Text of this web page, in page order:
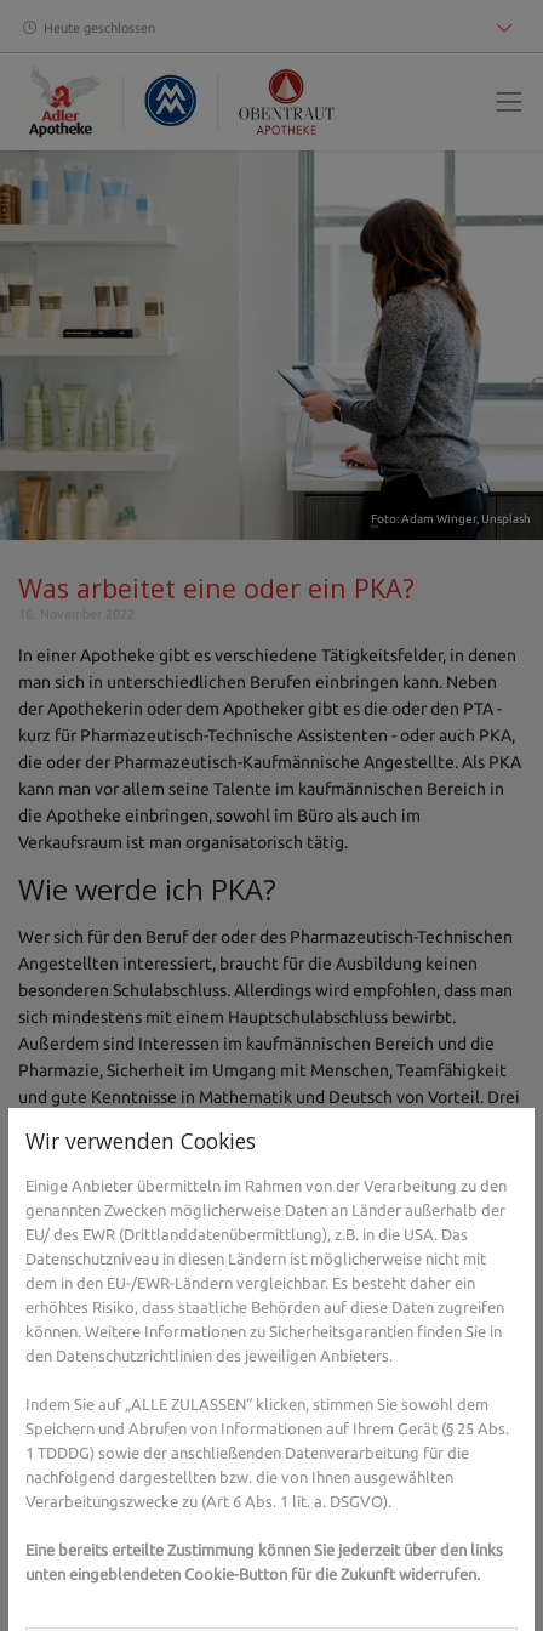
Heute geschlossen
Foto:Adam Winger, Unsplash
Was arbeitet eine oder ein PKA?
In einer Apotheke gibt es verschiedene Tätigkeitsfelder, in denen
man sich in unterschiedlichen Berufen einbringen kann. Neben
der Apothekerin oder dem Apotheker gibt es die oder den PTA -
kurz für Pharmazeutisch-Technische Assistenten - oder auch PKA,
die oder der Pharmazeutisch-Kaufmännische Angestellte. Als PKA
kann man vor allem seine Talente im kaufmännischen Bereich in
die Apotheke einbringen, sowohl im Büro als auch im
Verkaufsraum ist man organisatorisch tätig.
Wie werde ich PKA?
Wer sich für den Beruf der oder des Pharmazeutisch-Technischen
Angestellten interessiert, braucht für die Ausbildung keinen
besonderen Schulabschluss. Allerdings wird empfohlen, dass man
sich mindestens mit einem Hauptschulabschluss bewirbt.
Außerdem sind Interessen im kaufmännischen Bereich und die
Pharmazie, Sicherheit im Umgang mit Menschen, Teamfähigkeit
und gute Kenntnisse in Mathematik und Deutsch von Vorteil. Drei
zum Teil in der Berufsschule statt. Bei der
Landesapothekerkammer findet die Abschlussprüfung statt, bevor
die PKA ins Berufsleben starten können.
Das sind die Aufgaben von PKA in der
Apotheke
Die oder der PKA hat vor allem das Warenlager im Blick - hier sorgt
sie oder er dafür, dass die Waren vollständig vorhanden sind und
die geliefert werden, werden vom PKA überprüft und im System
erfasst. Die Medikamente und andere Waren im Lager werden auf
die Verfallsdaten überprüft. Und natürlich liegt die Buchführung
in den Händen der oder des PKA. Hier werden die Kosten für die
Waren, die Lieferscheine und Rechnungen überprüft und die
Preise für den Verkauf kalkuliert, Leistungen abgerechnet und das
Sortiment angepasst. Auch das Marketing ist ein Bereich, in dem
Wir verwenden Cookies
Einige Anbieter übermitteln im Rahmen von der Verarbeitung zu den
genannten Zwecken möglicherweise Daten an Länder außerhalb der
EU/ des EWR (Drittlanddatenübermittlung), z.B. in die USA. Das
Datenschutzniveau in diesen Ländern ist möglicherweise nicht mit
dem in den EU-/EWR-Ländern vergleichbar. Es besteht daher ein
erhöhtes Risiko, dass staatliche Behörden auf diese Daten zugreifen
können. Weitere Informationen zu Sicherheitsgarantien finden Sie in
den Datenschutzrichtlinien des jeweiligen Anbieters.
Indem Sie auf „ALLE ZULASSEN“ klicken, stimmen Sie sowohl dem
Speichern und Abrufen von Informationen auf Ihrem Gerät (§ 25 Abs.
1 TDDDG) sowie der anschließenden Datenverarbeitung für die
nachfolgend dargestellten bzw. die von Ihnen ausgewählten
Verarbeitungszwecke zu (Art 6 Abs. 1 lit. a. DSGVO).
Eine bereits erteilte Zustimmung können Sie jederzeit über den links
unten eingeblendeten Cookie-Button für die Zukunft widerrufen.